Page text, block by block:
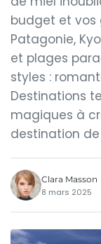
budget et vos
Patagonie,
et plages
styles :
Destinations
magiques à
destination
Clara Masson
8 mars 2025